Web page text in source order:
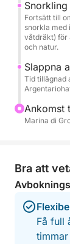
havet.
Fortsätt till
snorkla med
våtdräkt) för
och natur.
Slappna
Tid tillägnad
Ankomst
Marina di
Bra att
Få full